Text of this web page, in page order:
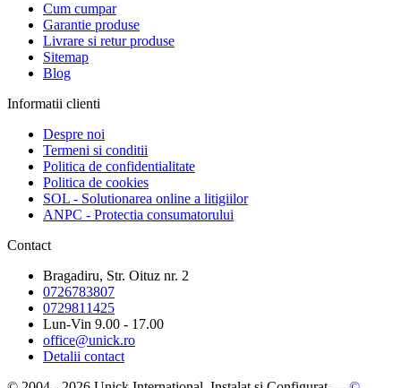
Cum cumpar
Garantie produse
Livrare si retur produse
Sitemap
Blog
Informatii clienti
Despre noi
Termeni si conditii
Politica de confidentialitate
Politica de cookies
SOL - Solutionarea online a litigiilor
ANPC - Protectia consumatorului
Contact
Bragadiru, Str. Oituz nr. 2
0726783807
0729811425
Lun-Vin 9.00 - 17.00
office@unick.ro
Detalii contact